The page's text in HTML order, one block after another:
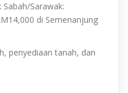
Sarawak:
di Semenanjung
penyediaan tanah, dan